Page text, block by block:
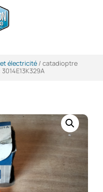
électricité / catadioptre